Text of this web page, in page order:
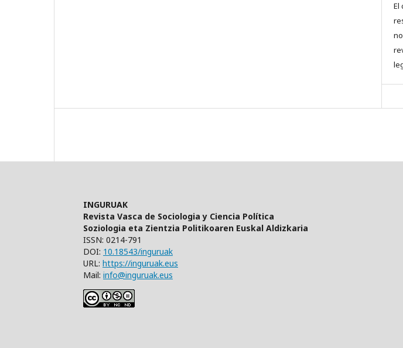
El
INGURUAK
Revista Vasca de Sociologia y Ciencia Política
Soziologia eta Zientzia Politikoaren Euskal Aldizkaria
ISSN: 0214-791
DOI: 10.18543/inguruak
URL: https://inguruak.eus
Mail: info@inguruak.eus